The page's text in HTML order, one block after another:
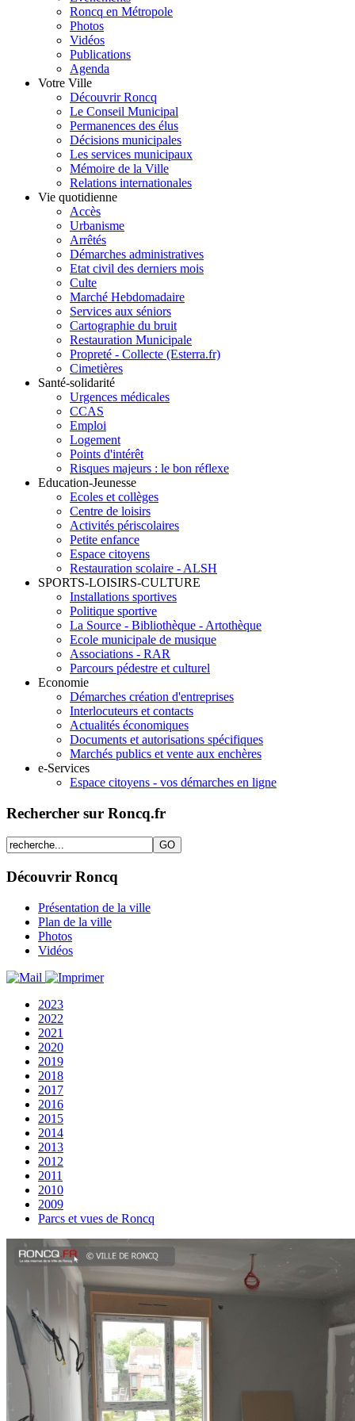
Roncq en Métropole
Photos
Vidéos
Publications
Agenda
Votre Ville
Découvrir Roncq
Le Conseil Municipal
Permanences des élus
Décisions municipales
Les services municipaux
Mémoire de la Ville
Relations internationales
Vie quotidienne
Accès
Urbanisme
Arrêtés
Démarches administratives
Etat civil des derniers mois
Culte
Marché Hebdomadaire
Services aux séniors
Cartographie du bruit
Restauration Municipale
Propreté - Collecte (Esterra.fr)
Cimetières
Santé-solidarité
Urgences médicales
CCAS
Emploi
Logement
Points d'intérêt
Risques majeurs : le bon réflexe
Education-Jeunesse
Ecoles et collèges
Centre de loisirs
Activités périscolaires
Petite enfance
Espace citoyens
Restauration scolaire - ALSH
SPORTS-LOISIRS-CULTURE
Installations sportives
Politique sportive
La Source - Bibliothèque - Artothèque
Ecole municipale de musique
Associations - RAR
Parcours pédestre et culturel
Economie
Démarches création d'entreprises
Interlocuteurs et contacts
Actualités économiques
Documents et autorisations spécifiques
Marchés publics et vente aux enchères
e-Services
Espace citoyens - vos démarches en ligne
Rechercher sur Roncq.fr
Découvrir Roncq
Présentation de la ville
Plan de la ville
Photos
Vidéos
2023
2022
2021
2020
2019
2018
2017
2016
2015
2014
2013
2012
2011
2010
2009
Parcs et vues de Roncq